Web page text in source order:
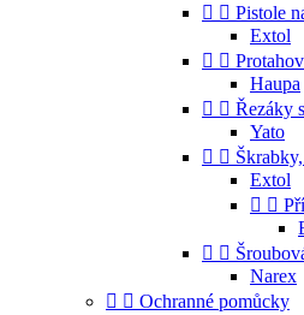
  Pistole
Extol
 
Haupa
  Řezáky
Yato
 
Extol
 
 
Narex
  Ochranné pomůcky